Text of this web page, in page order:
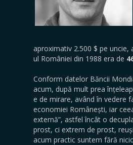
aproximativ 2.500 $ pe uncie,
ul României din 1988 era de
Conform datelor Băncii
acum, după mult prea
e de mirare, având în vedere
economiei Românești, iar
externă”, astfel încât o
prost, ci extrem de prost,
acum practic suntem fără